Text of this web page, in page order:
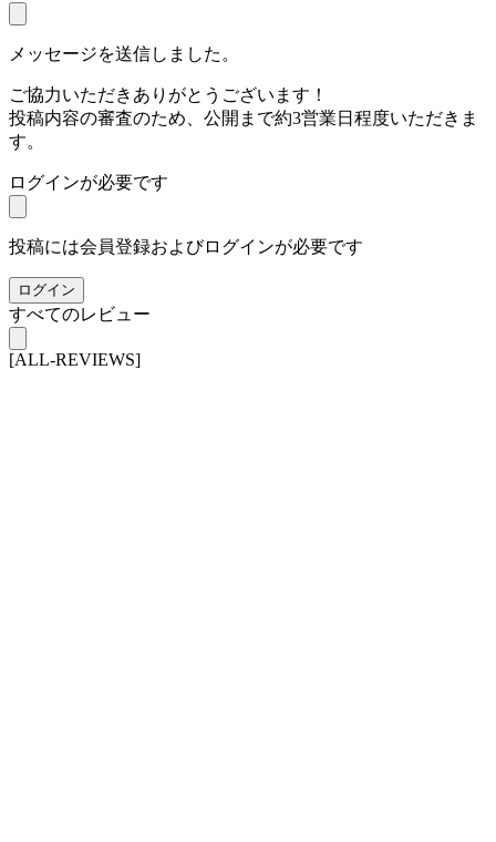
メッセージを送信しました。
ご協力いただきありがとうございます！
投稿内容の審査のため、公開まで約3営業日程度いただきま
す。
ログインが必要です
投稿には会員登録およびログインが必要です
ログイン
すべてのレビュー
[ALL-REVIEWS]